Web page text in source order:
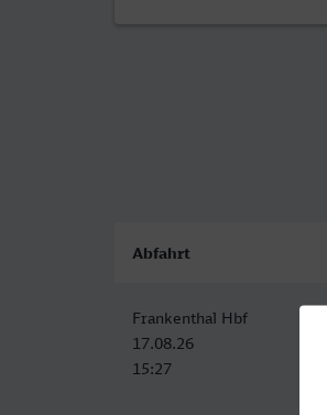
Abfahrt
Frankenthal Hbf
17.08.26
15:27